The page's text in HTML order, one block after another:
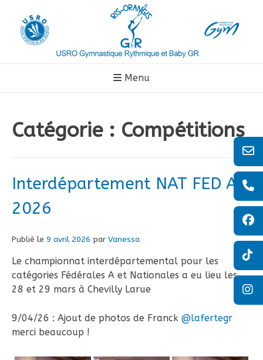
contenu
Menu
Catégorie : Compétitions
Interdépartement NAT FED A
2026
Publié le 9 avril 2026 par Vanessa
Le championnat interdépartemental pour les
catégories Fédérales A et Nationales a eu lieu les
28 et 29 mars à Chevilly Larue
9/04/26 : Ajout de photos de Franck @lafertegr
merci beaucoup !